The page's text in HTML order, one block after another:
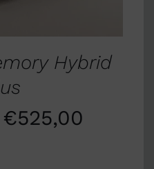
Hybrid
€525,00